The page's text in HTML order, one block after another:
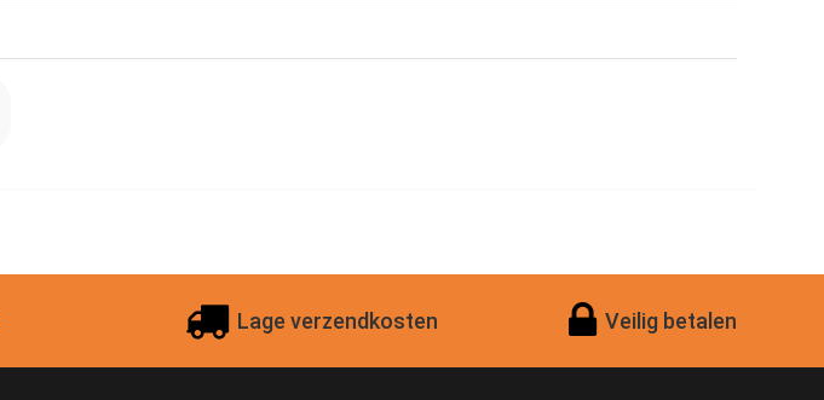
Lage verzendkosten Veilig betalen